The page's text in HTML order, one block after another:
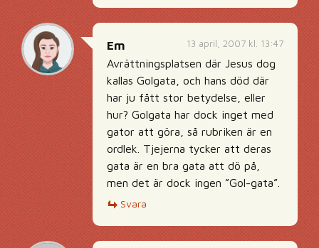
13 april, 2007 kl. 13:47
Em
Avrättningsplatsen där Jesus dog
kallas Golgata, och hans död där
har ju fått stor betydelse, eller
hur? Golgata har dock inget med
gator att göra, så rubriken är en
ordlek. Tjejerna tycker att deras
gata är en bra gata att dö på,
men det är dock ingen ”Gol-gata”.
Svara